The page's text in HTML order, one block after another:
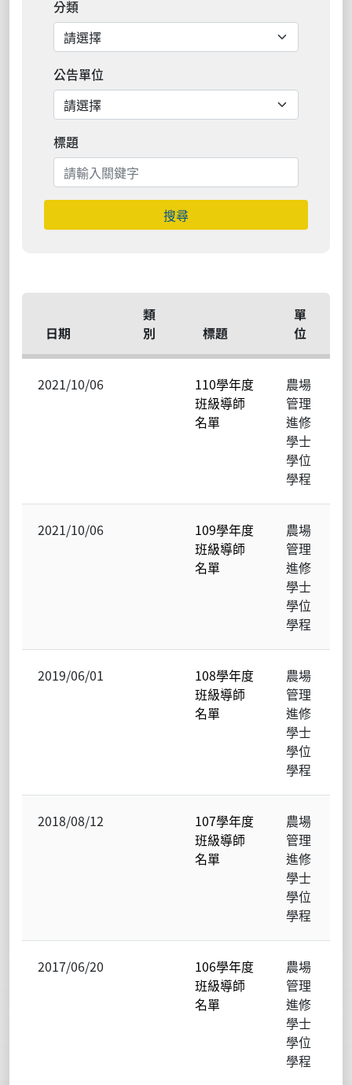
分類
公告單位
標題
搜尋
日期
類
別
標題
單
位
2021/10/06
110學年度
班級導師
名單
農場
管理
進修
學士
學位
學程
2021/10/06
109學年度
班級導師
名單
農場
管理
進修
學士
學位
學程
2019/06/01
108學年度
班級導師
名單
農場
管理
進修
學士
學位
學程
2018/08/12
107學年度
班級導師
名單
農場
管理
進修
學士
學位
學程
2017/06/20
106學年度
班級導師
名單
農場
管理
進修
學士
學位
學程